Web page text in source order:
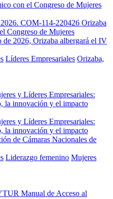
con el Congreso de Mujeres
COM-114-220426 Orizaba
Congreso de Mujeres
de 2026, Orizaba albergará el IV
Líderes Empresariales Orizaba,
y Líderes Empresariales:
la innovación y el impacto
y Líderes Empresariales:
la innovación y el impacto
de Cámaras Nacionales de
Liderazgo femenino Mujeres
Manual de Acceso al